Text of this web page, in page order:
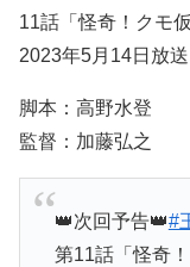
11話「怪奇！クモ
2023年5月14日放送
脚本：高野水登
監督：加藤弘之
👑次回予告👑#
第11話「怪奇